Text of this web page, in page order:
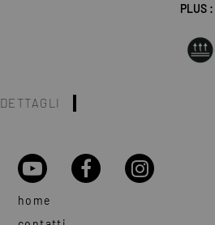
DETTAGLI
PLUS :
home